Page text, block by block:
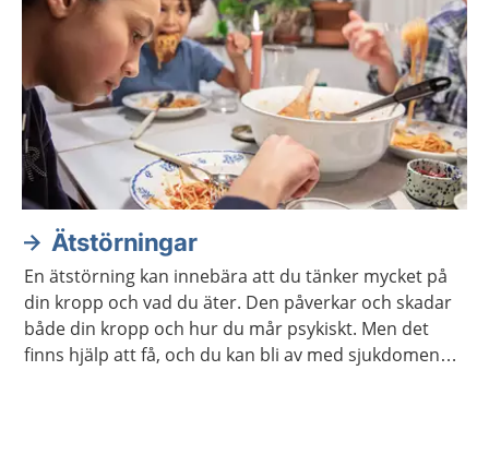
Ätstörningar
En ätstörning kan innebära att du tänker mycket på
din kropp och vad du äter. Den påverkar och skadar
både din kropp och hur du mår psykiskt. Men det
finns hjälp att få, och du kan bli av med sjukdomen